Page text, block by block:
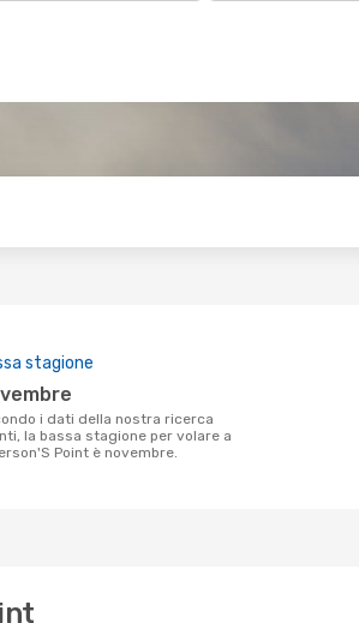
stagione
la bassa stagione per volare a
Point è novembre.